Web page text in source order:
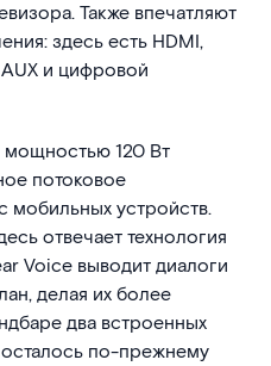
Также впечатляют
здесь есть HDMI,
и цифровой
120 Вт
потоковое
мобильных устройств.
отвечает технология
Voice выводит диалоги
делая их более
два встроенных
по-прежнему